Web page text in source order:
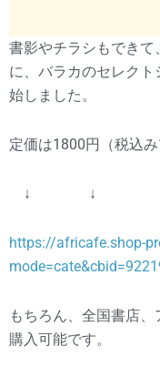
書影やチラシもできて
に、バラカのセレク
始しました。
定価は1800円（税込み
↓ ↓
https://africafe.shop-
もちろん、全国書店
購入可能です。